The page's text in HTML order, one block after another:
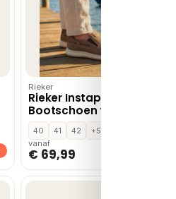
Rieker
Rieker Instappers
Bootschoen taupe H-
leest Leer
40 41 42
+5
vanaf
€ 69,99